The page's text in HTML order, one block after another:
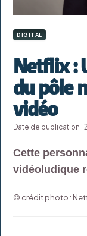
DIGITAL
Netflix :
du pôle
vidéo
Date de publication
Cette
vidéoludique
© crédit photo :